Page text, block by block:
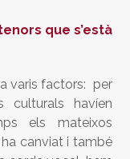
que s’està
varis factors: per
culturals havíen
els mateixos
canviat i també